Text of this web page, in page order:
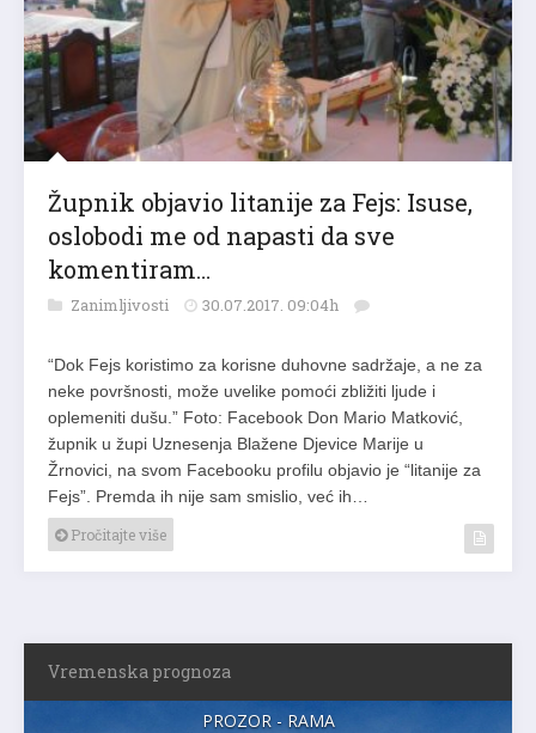
Župnik objavio litanije za Fejs: Isuse,
oslobodi me od napasti da sve
komentiram…
Zanimljivosti 30.07.2017. 09:04h
“Dok Fejs koristimo za korisne duhovne sadržaje, a ne za
neke površnosti, može uvelike pomoći zbližiti ljude i
oplemeniti dušu.” Foto: Facebook Don Mario Matković,
župnik u župi Uznesenja Blažene Djevice Marije u
Žrnovici, na svom Facebooku profilu objavio je “litanije za
Fejs”. Premda ih nije sam smislio, već ih…
Pročitajte više
Vremenska prognoza
PROZOR - RAMA